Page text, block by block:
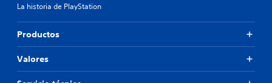
La historia de PlayStation
Productos
Valores